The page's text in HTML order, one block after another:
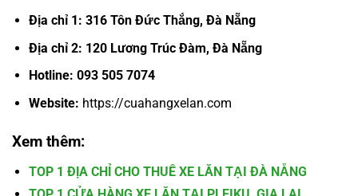
Địa chỉ 1: 316 Tôn Đức Thắng, Đà Nẵng
Địa chỉ 2: 120 Lương Trúc Đàm, Đà Nẵng
Hotline: 093 505 7074
Website: https://cuahangxelan.com
Xem thêm:
TOP 1 ĐỊA CHỈ CHO THUÊ XE LĂN TẠI ĐÀ NẴNG